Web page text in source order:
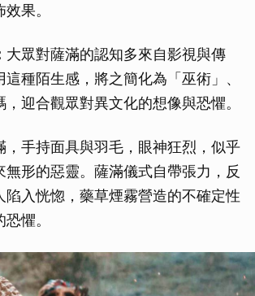
果。
大眾對薩滿的認知多來自影視與傳
種陌生感，將之簡化為「巫術」、
，迎合觀眾對異文化的想像與恐懼。
，手持面具與羽毛，眼神狂烈，似乎
無形的惡靈。薩滿儀式自帶張力，反
陷入恍惚，藥草煙霧營造的不確定性
懼。